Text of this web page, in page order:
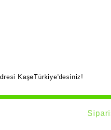
KaşeTürkiye'desiniz!